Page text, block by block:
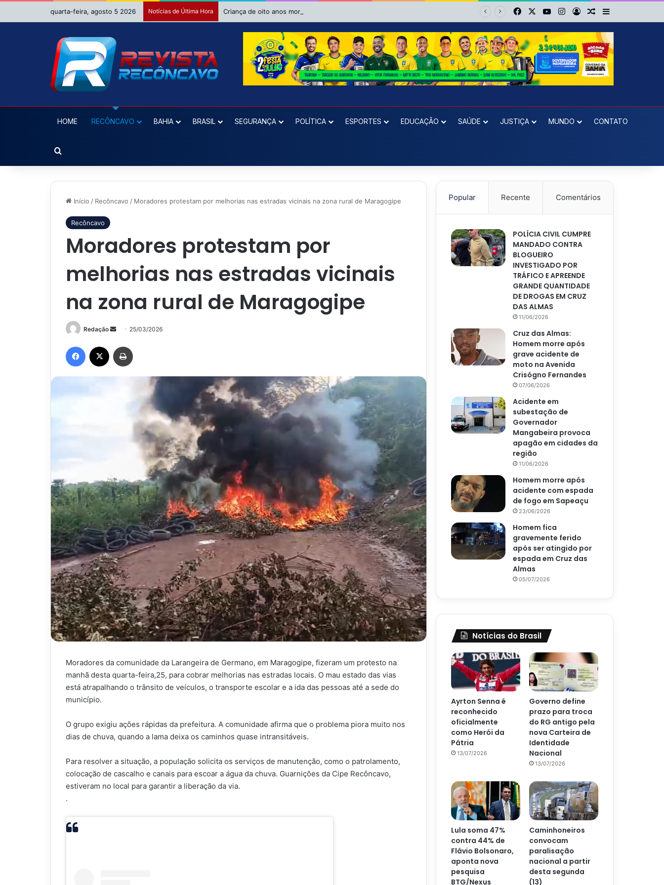
quarta-feira, agosto 5 2026 Notícias de Última Hora Criança de oito anos morre após se afogar em piscina em Riachão do Jacuípe FacebookYouTubeInstagram
EntrarArtigo aleatório
Barra Lateral
HOME RECÔNCAVO BAHIA BRASIL SEGURANÇA POLÍTICA ESPORTES EDUCAÇÃO SAÚDE JUSTIÇA MUNDO CONTATO
Procurar por
Início / Recôncavo / Moradores protestam por melhorias nas estradas vicinais na zona rural de Maragogipe
Recôncavo
Moradores protestam por
melhorias nas estradas vicinais
na zona rural de Maragogipe
Redação
Mande
e-
mail
25/03/2026
Facebook
Moradores da comunidade da Larangeira de Germano, em Maragogipe, fizeram um protesto na
manhã desta quarta-feira,25, para cobrar melhorias nas estradas locais. O mau estado das vias
está atrapalhando o trânsito de veículos, o transporte escolar e a ida das pessoas até a sede do
município.
O grupo exigiu ações rápidas da prefeitura. A comunidade afirma que o problema piora muito nos
dias de chuva, quando a lama deixa os caminhos quase intransitáveis.
Para resolver a situação, a população solicita os serviços de manutenção, como o patrolamento,
colocação de cascalho e canais para escoar a água da chuva. Guarnições da Cipe Recôncavo,
estiveram no local para garantir a liberação da via.
.
Popular Recente Comentários
POLÍCIA CIVIL CUMPRE
MANDADO CONTRA
BLOGUEIRO
INVESTIGADO POR
TRÁFICO E APREENDE
GRANDE QUANTIDADE
DE DROGAS EM CRUZ
DAS ALMAS
11/06/2026
Cruz das Almas:
Homem morre após
grave acidente de
moto na Avenida
Crisógno Fernandes
07/06/2026
Acidente em
subestação de
Governador
Mangabeira provoca
apagão em cidades da
região
11/06/2026
Homem morre após
acidente com espada
de fogo em Sapeaçu
23/06/2026
Homem fica
gravemente ferido
após ser atingido por
espada em Cruz das
Almas
05/07/2026
Notícias do Brasil
Ayrton Senna é
reconhecido
oficialmente
como Herói da
Pátria
13/07/2026
Governo define
prazo para troca
do RG antigo pela
nova Carteira de
Identidade
Nacional
13/07/2026
Lula soma 47%
contra 44% de
Flávio Bolsonaro,
aponta nova
pesquisa
BTG/Nexus
Caminhoneiros
convocam
paralisação
nacional a partir
desta segunda
(13)